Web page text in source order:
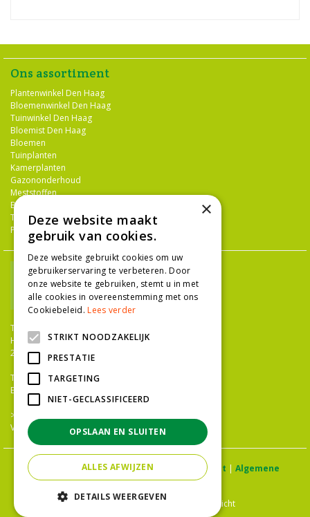
Ons assortiment
Plantenwinkel Den Haag
Bloemenwinkel Den Haag
Tuinwinkel Den Haag
Bloemist Den Haag
Bloemen
Tuinplanten
Kamerplanten
Gazononderhoud
Meststoffen
Bestrijdingsmiddelen
Tuingereedschap
Potterie
TUINCENTRUM NIEUW-HANENBURG
Hanenburglaan 266
2565 HC Den Haag
T.
070 36 052 92
E.
>>
Vacatures
© Tuincentrum Hanenburg |Privacy statement | Algemene
voorwaarden
Green Solutions|Tuincentrum Overzicht
×
Deze website maakt
gebruik van cookies.
Deze website gebruikt cookies om uw
gebruikerservaring te verbeteren. Door
onze website te gebruiken, stemt u in met
alle cookies in overeenstemming met ons
Cookiebeleid.Lees verder
STRIKT NOODZAKELIJK
PRESTATIE
TARGETING
NIET-GECLASSIFICEERD
OPSLAAN EN SLUITEN
ALLES AFWIJZEN
DETAILS WEERGEVEN